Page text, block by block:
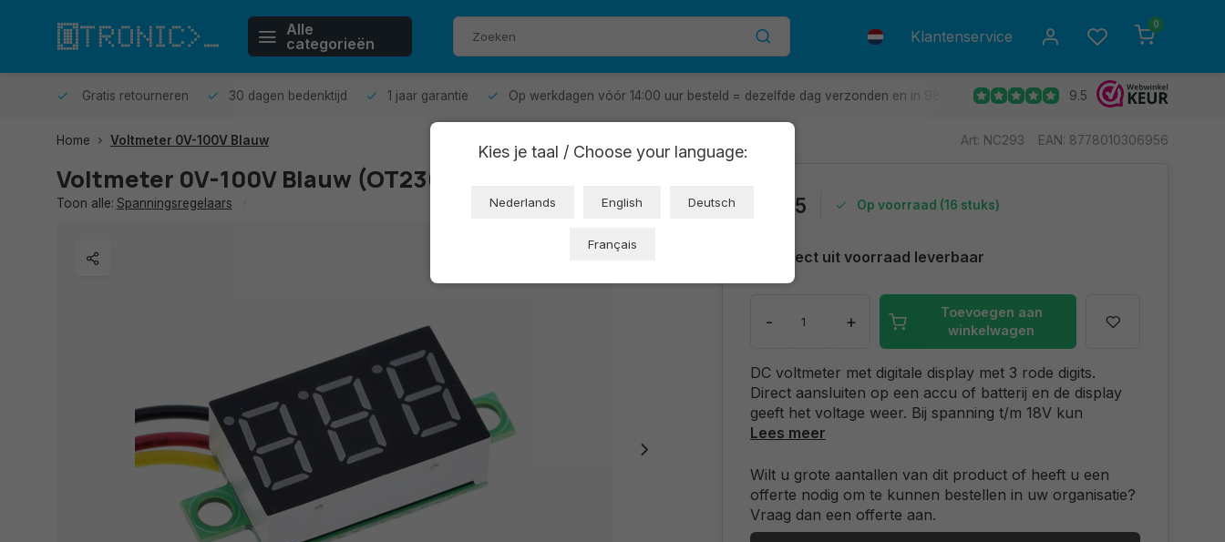
Alle
categorieën
Klantenservice
0
Gratis retourneren 30 dagen bedenktijd 1 jaar garantie Op werkdagen vóór 14:00 uur besteld = dezelfde dag verzonden en in 98% van de gevallen de volgende dag in huis.
9.5
Home Voltmeter 0V-100V Blauw Art: NC293 EAN: 8778010306956
Voltmeter 0V-100V Blauw (OT2367-D28)
Toon alle: Spanningsregelaars €2,25 Op voorraad (16 stuks)
Direct uit voorraad leverbaar
- +
Toevoegen aan
winkelwagen
DC voltmeter met digitale display met 3 rode digits.
Direct aansluiten op een accu of batterij en de display
geeft het voltage weer. Bij spanning t/m 18V kun
Lees meer
Wilt u grote aantallen van dit product of heeft u een
offerte nodig om te kunnen bestellen in uw organisatie?
Vraag dan een offerte aan.
Kies je taal / Choose your language:
Nederlands English Deutsch
Français